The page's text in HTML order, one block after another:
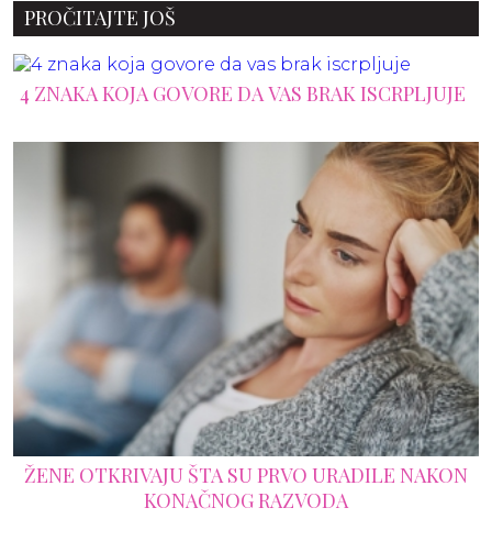
PROČITAJTE JOŠ
4 ZNAKA KOJA GOVORE DA VAS BRAK ISCRPLJUJE
ŽENE OTKRIVAJU ŠTA SU PRVO URADILE NAKON
KONAČNOG RAZVODA